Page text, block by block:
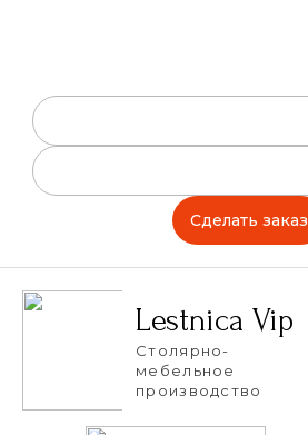
Сделать заказ
Lestnica Vip
Столярно-
мебельное
производство